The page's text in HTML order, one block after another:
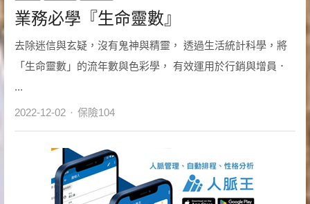
業務必學『生命靈數』
去除迷信與玄疑，沒有鬼神與精靈， 透過生活統計科學，將
「生命靈數」的流年數與色彩學， 有效運用於行銷與增員．
...
2022-12-02 Author
保險104